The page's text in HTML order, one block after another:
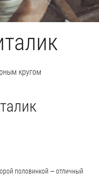
кругом
половинкой — отличный